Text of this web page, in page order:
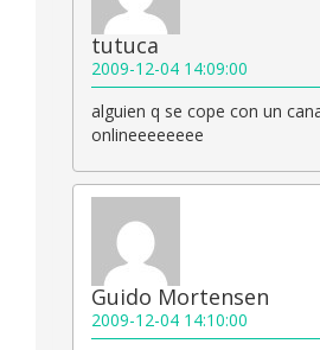
tutuca
2009-12-04 14:09:00
alguien q se cope con un
onlineeeeeeee
Guido Mortensen
2009-12-04 14:10:00